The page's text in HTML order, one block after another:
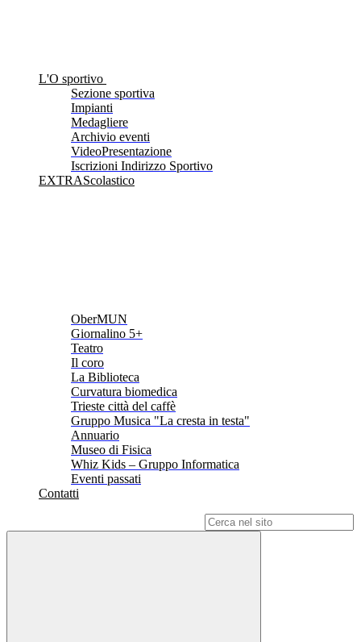
L'O sportivo
Sezione sportiva
Impianti
Medagliere
Archivio eventi
VideoPresentazione
Iscrizioni Indirizzo Sportivo
EXTRAScolastico
OberMUN
Giornalino 5+
Teatro
Il coro
La Biblioteca
Curvatura biomedica
Trieste città del caffè
Gruppo Musica "La cresta in testa"
Annuario
Museo di Fisica
Whiz Kids – Gruppo Informatica
Eventi passati
Contatti